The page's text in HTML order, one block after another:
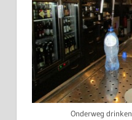
Onderweg